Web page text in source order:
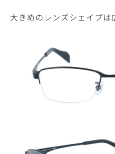
大きめのレンズシェイプは